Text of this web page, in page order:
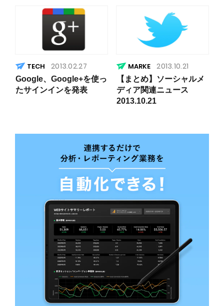
2013.02.27
Google、Google+を使っ
たサインインを発表
2013.10.21
【まとめ】ソーシャルメ
ディア関連ニュース
2013.10.21